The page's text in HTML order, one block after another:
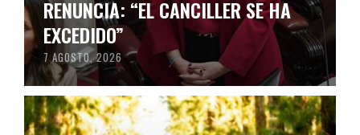
RENUNCIA: “EL CANCILLER SE HA
EXCEDIDO”
7 AGOSTO, 2026